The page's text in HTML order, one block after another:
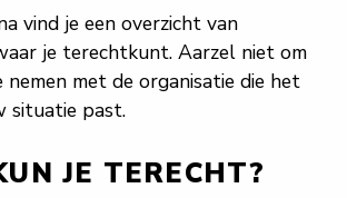
vind je een overzicht van
je terechtkunt. Aarzel niet om
met de organisatie die het
situatie past.
JE TERECHT?